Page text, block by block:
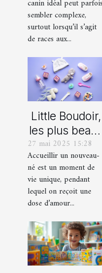
et un berger
américain
miniature
canin idéal peut parfois
sembler complexe,
surtout lorsqu’il s’agit
de races aux...
Little Boudoir,
les plus beaux
cadeaux de
naissance
personnalisés
!
27 mai 2025 15:28
Accueillir un nouveau-
né est un moment de
vie unique, pendant
lequel on reçoit une
dose d’amour...